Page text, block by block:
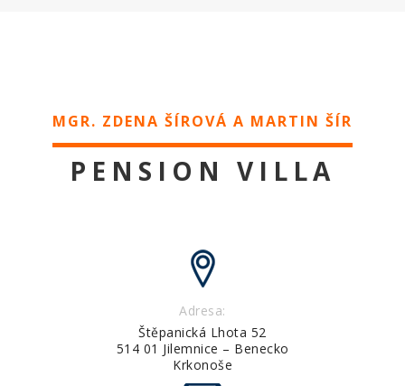
MGR. ZDENA ŠÍROVÁ A MARTIN ŠÍR
PENSION VILLA
Adresa:
Štěpanická Lhota 52
514 01 Jilemnice – Benecko
Krkonoše